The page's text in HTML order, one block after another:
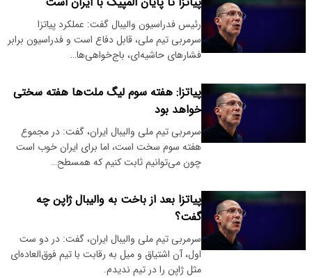
رئیس فدراسیون والیبال گفت: عملکرد پیاتزا
سرمربی تیم ملی، قابل دفاع است و فدراسیون برابر
فشارهای حاشیه‌ای، باج‌خواهی‌ها…
پیاتزا: هفته سوم لیگ ملت‌ها هفته سختی
خواهد بود
سرمربی تیم ملی والیبال ایران، گفت: در مجموع
هفته سوم سخت است، اما برای ایران خوب است
چون می‌توانیم ثابت کنیم که همسطح…
پیاتزا بعد از باخت به والیبال ژاپن چه
گفت؟
سرمربی تیم ملی والیبال ایران، گفت: در دو ست
اول، آن اشتیاق و میل به رقابت با تیم فوق‌العاده‌ای
مثل ژاپن را در تیم ندیدم.